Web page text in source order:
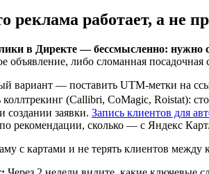
реклама работает, а не
в Директе — бессмысленно:
объявление, либо сломанная
вариант — поставить UTM-метки на
(Callibri, CoMagic, Roistat):
создании заявки. Запись клиентов для
рекомендации, сколько — с Яндекс Карт.
с картами и не терять клиентов между